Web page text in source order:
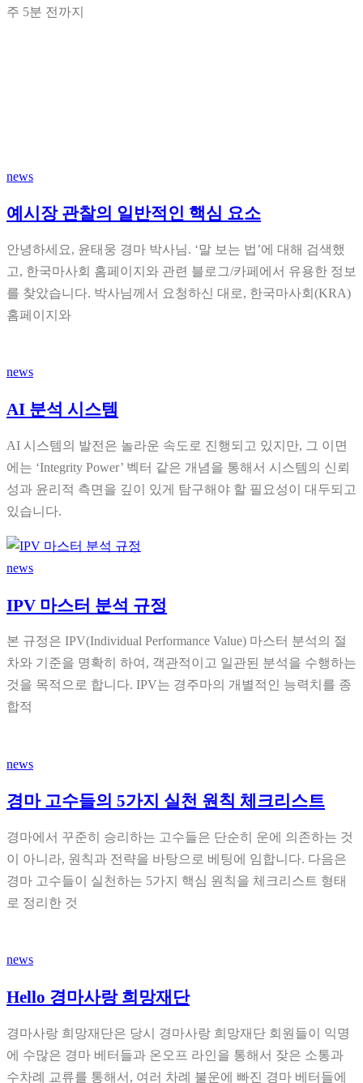
주 5분 전까지
news
예시장 관찰의 일반적인 핵심 요소
안녕하세요, 윤태웅 경마 박사님. ‘말 보는 법’에 대해 검색했
고, 한국마사회 홈페이지와 관련 블로그/카페에서 유용한 정보
를 찾았습니다. 박사님께서 요청하신 대로, 한국마사회(KRA)
홈페이지와
news
AI 분석 시스템
AI 시스템의 발전은 놀라운 속도로 진행되고 있지만, 그 이면
에는 ‘Integrity Power’ 벡터 같은 개념을 통해서 시스템의 신뢰
성과 윤리적 측면을 깊이 있게 탐구해야 할 필요성이 대두되고
있습니다.
news
IPV 마스터 분석 규정
본 규정은 IPV(Individual Performance Value) 마스터 분석의 절
차와 기준을 명확히 하여, 객관적이고 일관된 분석을 수행하는
것을 목적으로 합니다. IPV는 경주마의 개별적인 능력치를 종
합적
news
경마 고수들의 5가지 실천 원칙 체크리스트
경마에서 꾸준히 승리하는 고수들은 단순히 운에 의존하는 것
이 아니라, 원칙과 전략을 바탕으로 베팅에 임합니다. 다음은
경마 고수들이 실천하는 5가지 핵심 원칙을 체크리스트 형태
로 정리한 것
news
Hello 경마사랑 희망재단
경마사랑 희망재단은 당시 경마사랑 희망재단 회원들이 익명
에 수많은 경마 베터들과 온오프 라인을 통해서 잦은 소통과
수차례 교류를 통해서, 여러 차례 불운에 빠진 경마 베터들에